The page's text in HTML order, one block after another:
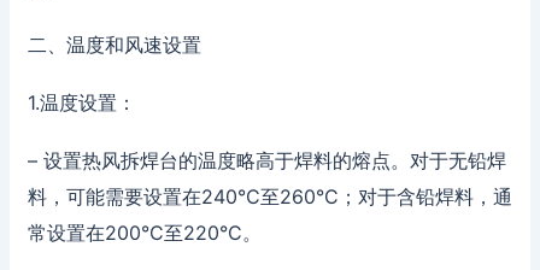
二、温度和风速设置
1.温度设置：
– 设置热风拆焊台的温度略高于焊料的熔点。对于无铅焊
料，可能需要设置在240°C至260°C；对于含铅焊料，通
常设置在200°C至220°C。